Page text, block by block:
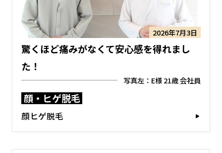
2026年7月3日
驚くほど痛みがなくて安心感を得れまし
た！
写真左：E様 21歳 会社員
顔・ヒゲ脱毛
顔ヒゲ脱毛